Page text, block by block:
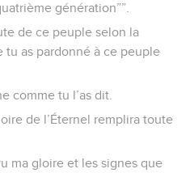
génération””.
de ce peuple selon la
tu as pardonné à ce peuple
comme tu l’as dit.
de l’Éternel remplira toute
ma gloire et les signes que